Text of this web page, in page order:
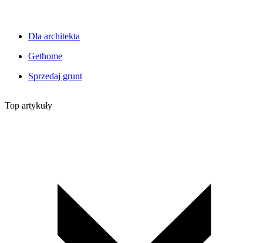
Dla architekta
Gethome
Sprzedaj grunt
Top artykuły